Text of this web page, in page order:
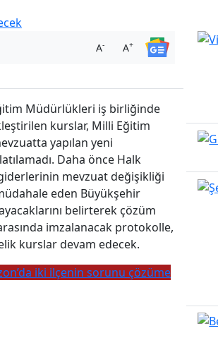
A- A+
Müdürlükleri iş birliğinde
kurslar, Milli Eğitim
yapılan yeni
Daha önce Halk
mevzuat değişikliği
eden Büyükşehir
belirterek çözüm
imzalanacak protokolle,
kurslar devam edecek.
iki ilçenin sorunu çözüme